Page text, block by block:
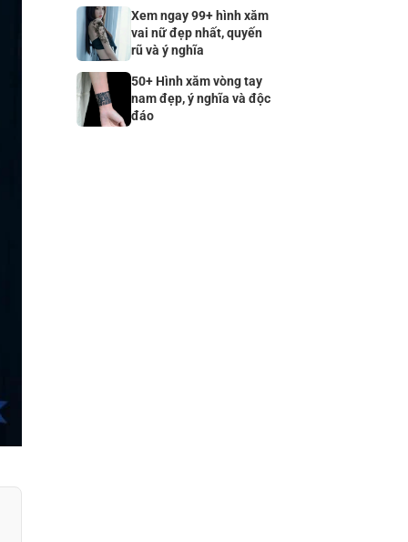
Xem ngay 99+ hình xăm
vai nữ đẹp nhất, quyến
rũ và ý nghĩa
50+ Hình xăm vòng tay
nam đẹp, ý nghĩa và độc
đáo